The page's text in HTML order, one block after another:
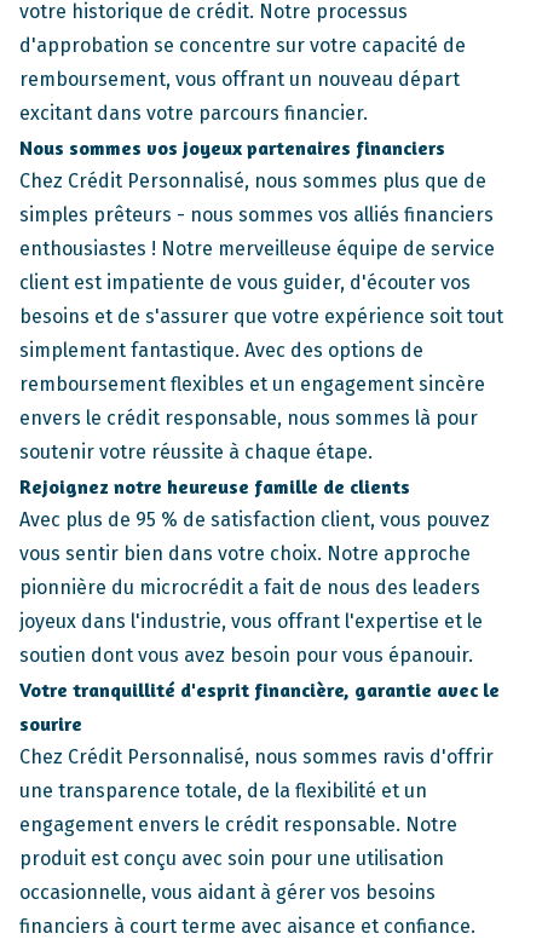
votre historique de crédit. Notre processus
d'approbation se concentre sur votre capacité de
remboursement, vous offrant un nouveau départ
excitant dans votre parcours financier.
Nous sommes vos joyeux partenaires financiers
Chez Crédit Personnalisé, nous sommes plus que de
simples prêteurs - nous sommes vos alliés financiers
enthousiastes ! Notre merveilleuse équipe de service
client est impatiente de vous guider, d'écouter vos
besoins et de s'assurer que votre expérience soit tout
simplement fantastique. Avec des options de
remboursement flexibles et un engagement sincère
envers le crédit responsable, nous sommes là pour
soutenir votre réussite à chaque étape.
Rejoignez notre heureuse famille de clients
Avec plus de 95 % de satisfaction client, vous pouvez
vous sentir bien dans votre choix. Notre approche
pionnière du microcrédit a fait de nous des leaders
joyeux dans l'industrie, vous offrant l'expertise et le
soutien dont vous avez besoin pour vous épanouir.
Votre tranquillité d'esprit financière, garantie avec le
sourire
Chez Crédit Personnalisé, nous sommes ravis d'offrir
une transparence totale, de la flexibilité et un
engagement envers le crédit responsable. Notre
produit est conçu avec soin pour une utilisation
occasionnelle, vous aidant à gérer vos besoins
financiers à court terme avec aisance et confiance.